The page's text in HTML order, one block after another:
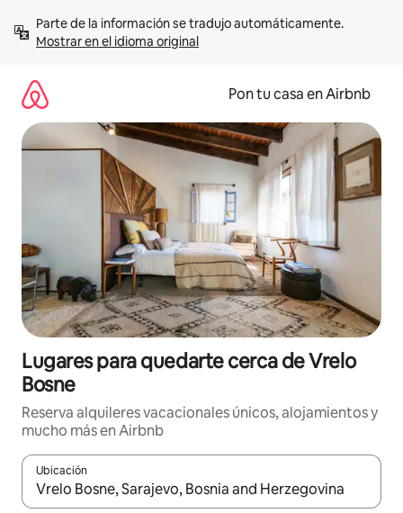
contenidoMostrar en el idioma original
Pon tu casa en Airbnb
Lugares para quedarte cerca de Vrelo
Bosne
Reserva alquileres vacacionales únicos, alojamientos y
mucho más en Airbnb
Ubicación
Cuando los resultados estén disponibles, navega con las